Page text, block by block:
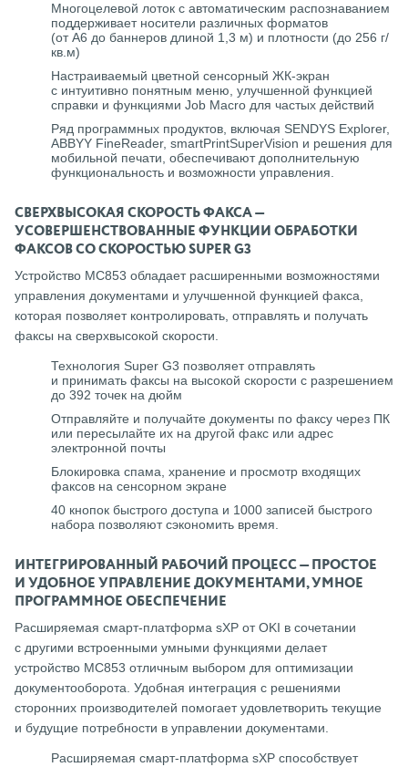
Многоцелевой лоток с автоматическим распознаванием
поддерживает носители различных форматов
(от A6 до баннеров длиной 1,3 м) и плотности (до 256 г/
кв.м)
Настраиваемый цветной сенсорный ЖК-экран
с интуитивно понятным меню, улучшенной функцией
справки и функциями Job Macro для частых действий
Ряд программных продуктов, включая SENDYS Explorer,
ABBYY FineReader, smartPrintSuperVision и решения для
мобильной печати, обеспечивают дополнительную
функциональность и возможности управления.
СВЕРХВЫСОКАЯ СКОРОСТЬ ФАКСА —
УСОВЕРШЕНСТВОВАННЫЕ ФУНКЦИИ ОБРАБОТКИ
ФАКСОВ СО СКОРОСТЬЮ SUPER G3
Устройство MC853 обладает расширенными возможностями
управления документами и улучшенной функцией факса,
которая позволяет контролировать, отправлять и получать
факсы на сверхвысокой скорости.
Технология Super G3 позволяет отправлять
и принимать факсы на высокой скорости с разрешением
до 392 точек на дюйм
Отправляйте и получайте документы по факсу через ПК
или пересылайте их на другой факс или адрес
электронной почты
Блокировка спама, хранение и просмотр входящих
факсов на сенсорном экране
40 кнопок быстрого доступа и 1000 записей быстрого
набора позволяют сэкономить время.
ИНТЕГРИРОВАННЫЙ РАБОЧИЙ ПРОЦЕСС — ПРОСТОЕ
И УДОБНОЕ УПРАВЛЕНИЕ ДОКУМЕНТАМИ, УМНОЕ
ПРОГРАММНОЕ ОБЕСПЕЧЕНИЕ
Расширяемая смарт-платформа sXP от OKI в сочетании
с другими встроенными умными функциями делает
устройство MC853 отличным выбором для оптимизации
документооборота. Удобная интеграция с решениями
сторонних производителей помогает удовлетворить текущие
и будущие потребности в управлении документами.
Расширяемая смарт-платформа sXP способствует